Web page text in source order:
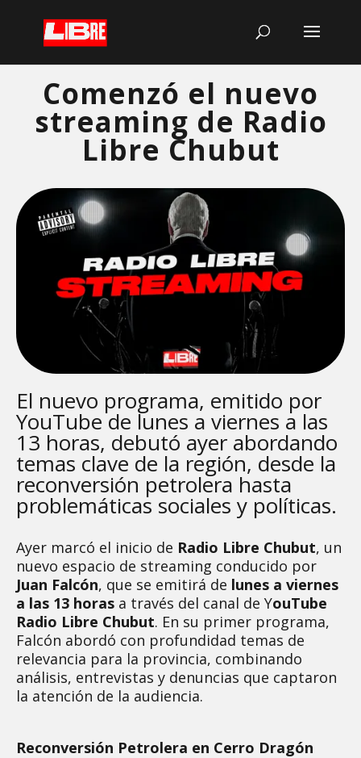
Comenzó el nuevo
streaming de Radio
Libre Chubut
El nuevo programa, emitido por
YouTube de lunes a viernes a las
13 horas, debutó ayer abordando
temas clave de la región, desde la
reconversión petrolera hasta
problemáticas sociales y políticas.
Ayer marcó el inicio de Radio Libre Chubut, un
nuevo espacio de streaming conducido por
Juan Falcón, que se emitirá de lunes a viernes
a las 13 horas a través del canal de YouTube
Radio Libre Chubut. En su primer programa,
Falcón abordó con profundidad temas de
relevancia para la provincia, combinando
análisis, entrevistas y denuncias que captaron
la atención de la audiencia.
Reconversión Petrolera en Cerro Dragón